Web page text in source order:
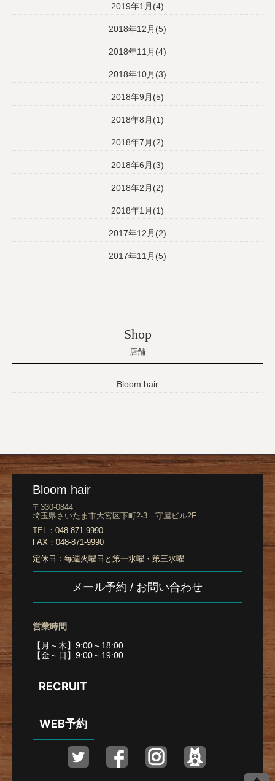
2019年1月(4)
2018年12月(5)
2018年11月(4)
2018年10月(3)
2018年9月(5)
2018年8月(1)
2018年7月(2)
2018年6月(3)
2018年2月(2)
2018年1月(1)
2017年12月(2)
2017年11月(5)
Shop
店舗
Bloom hair
Bloom hair
〒330-0844
埼玉県さいたま市大宮区下町2-3 守屋ビル2F
TEL： 048-871-9990
FAX： 048-871-9990
定休日： 毎週火曜日と第一水曜・第三水曜
メール予約 / お問い合わせ
営業時間
【月～木】9:00～18:00
【金～日】9:00～19:00
RECRUIT
WEB予約